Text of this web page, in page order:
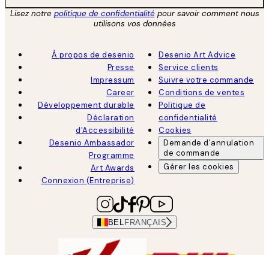
Lisez notre politique de confidentialitépour savoir comment nous
utilisons vos données
À propos de desenio
Presse
Impressum
Career
Développement durable
Déclaration
d'Accessibilité
Desenio Ambassador
Programme
Art Awards
Connexion (Entreprise)
Desenio Art Advice
Service clients
Suivre votre commande
Conditions de ventes
Politique de
confidentialité
Cookies
Demande d'annulation
de commande
Gérer les cookies
BEL FRANÇAIS